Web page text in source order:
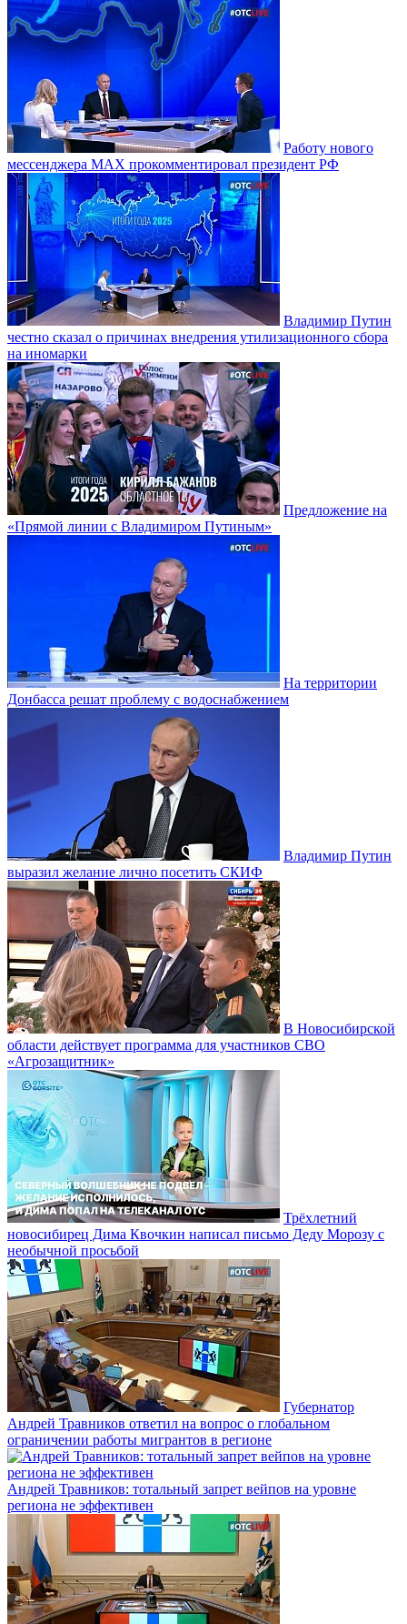
Работу нового
мессенджера MAX прокомментировал президент РФ
Владимир Путин
честно сказал о причинах внедрения утилизационного сбора
на иномарки
Предложение на
«Прямой линии с Владимиром Путиным»
На территории
Донбасса решат проблему с водоснабжением
Владимир Путин
выразил желание лично посетить СКИФ
В Новосибирской
области действует программа для участников СВО
«Агрозащитник»
Трёхлетний
новосибирец Дима Квочкин написал письмо Деду Морозу с
необычной просьбой
Губернатор
Андрей Травников ответил на вопрос о глобальном
ограничении работы мигрантов в регионе
Андрей Травников: тотальный запрет вейпов на уровне
региона не эффективен